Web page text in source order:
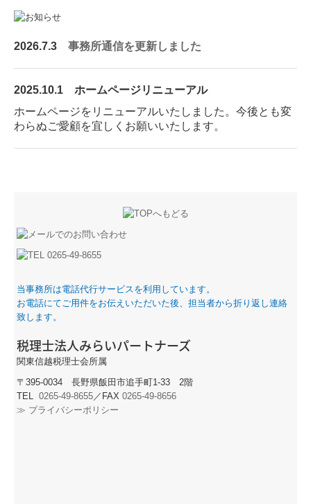
2026.7.3 事務所通信を更新しました
2025.10.1 ホームページリニューアル
ホームページをリニューアルいたしました。今後とも変
わらぬご愛顧を宜しくお願いいたします。
当事務所は電話代行サービスを利用しています。
お電話にてご用件をお伝えいただいた後、担当者から折り返し連絡
致します。
税理士法人みらいパートナーズ
関東信越税理士会所属
〒395-0034 長野県飯田市追手町1-33 2階
TEL0265-49-8655／ FAX0265-49-8656
≫ プライバシーポリシー